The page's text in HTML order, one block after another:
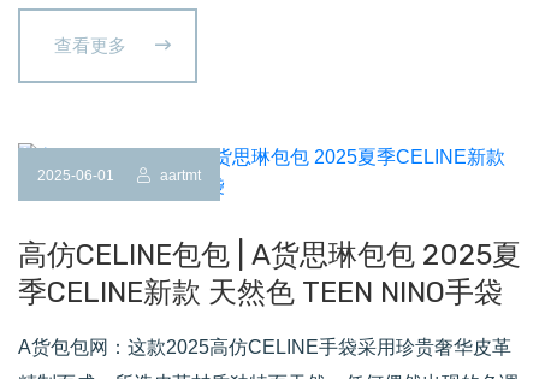
查看更多
2025-06-01 aartmt
高仿CELINE包包 | A货思琳包包 2025夏
季CELINE新款 天然色 TEEN NINO手袋
A货包包网：这款2025高仿CELINE手袋采用珍贵奢华皮革